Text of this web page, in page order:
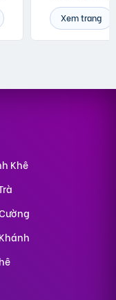
Xem trang
Khê